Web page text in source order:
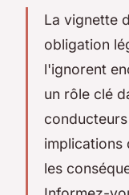
La vignette
obligation
l'ignorent
un rôle clé
implications
les